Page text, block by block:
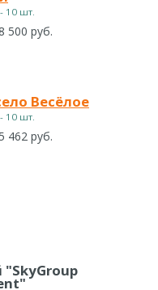
10 шт.
500 руб.
Весёлое
10 шт.
462 руб.